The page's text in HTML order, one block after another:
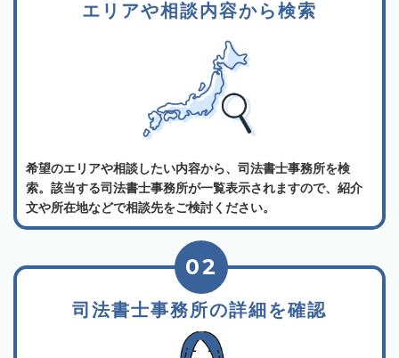
エリアや相談内容から検索
希望のエリアや相談したい内容から、司法書士事務所を検
索。該当する司法書士事務所が一覧表示されますので、紹介
文や所在地などで相談先をご検討ください。
司法書士事務所の詳細を確認
02